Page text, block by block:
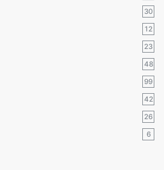
30
12
23
48
99
42
26
6